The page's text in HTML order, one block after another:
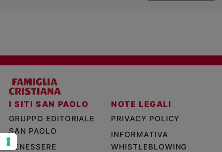
Riflessioni
Foto
I SITI SAN PAOLO
GRUPPO EDITORIALE
SAN PAOLO
BENESSERE
NOTE LEGALI
PRIVACY POLICY
INFORMATIVA
WHISTLEBLOWING